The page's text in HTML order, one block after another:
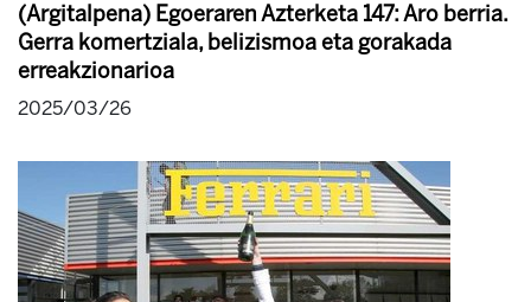
(Argitalpena) Egoeraren Azterketa 147: Aro berria.
Gerra komertziala, belizismoa eta gorakada
erreakzionarioa
2025/03/26